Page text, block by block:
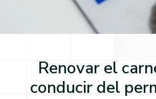
Renovar el
conducir del